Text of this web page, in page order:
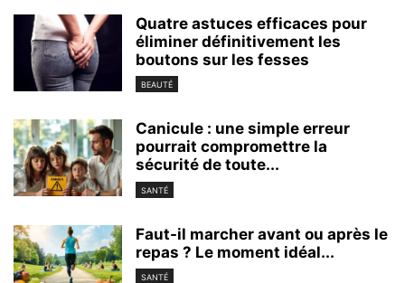
Quatre astuces efficaces pour
éliminer définitivement les
boutons sur les fesses
BEAUTÉ
Canicule : une simple erreur
pourrait compromettre la
sécurité de toute...
SANTÉ
Faut-il marcher avant ou après le
repas ? Le moment idéal...
SANTÉ